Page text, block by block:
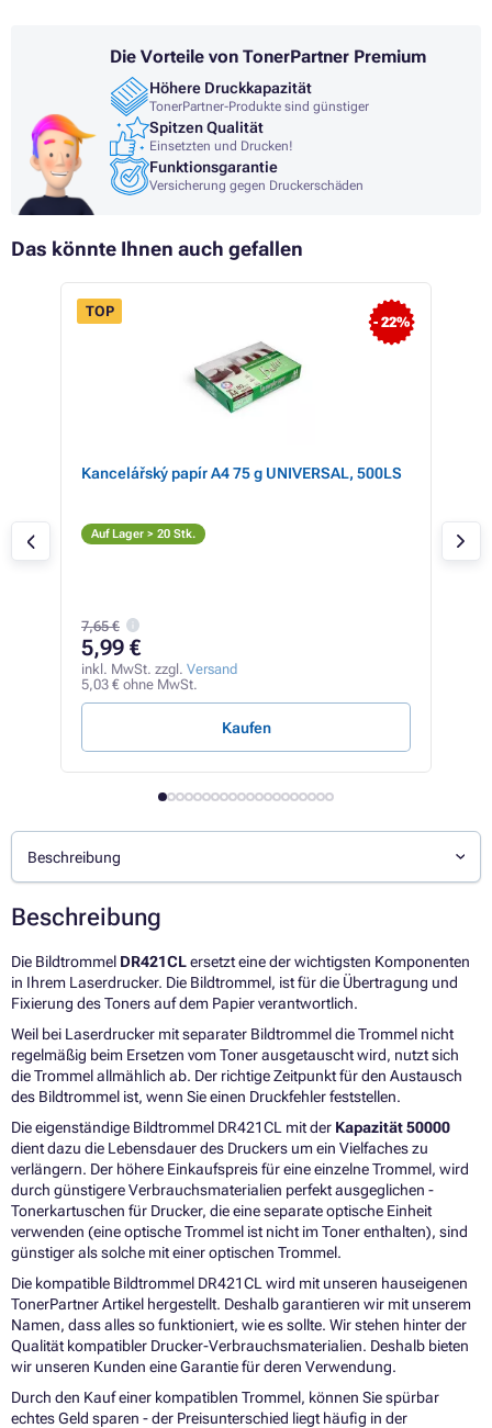
Die Vorteile von TonerPartner Premium
Höhere Druckkapazität
TonerPartner-Produkte sind günstiger
Spitzen Qualität
Einsetzten und Drucken!
Funktionsgarantie
Versicherung gegen Druckerschäden
Das könnte Ihnen auch gefallen
- 22%
TOP
Kancelářský papír A4 75 g UNIVERSAL, 500LS
Auf Lager > 20 Stk.
7,65 €
5,99 €
inkl. MwSt. zzgl. Versand
5,03 € ohne MwSt.
Kaufen
Beschreibung
Beschreibung
Die Bildtrommel DR421CLersetzt eine der wichtigsten Komponenten
in Ihrem Laserdrucker. Die Bildtrommel, ist für die Übertragung und
Fixierung des Toners auf dem Papier verantwortlich.
Weil bei Laserdrucker mit separater Bildtrommel die Trommel nicht
regelmäßig beim Ersetzen vom Toner ausgetauscht wird, nutzt sich
die Trommel allmählich ab. Der richtige Zeitpunkt für den Austausch
des Bildtrommel ist, wenn Sie einen Druckfehler feststellen.
Die eigenständige Bildtrommel DR421CL mit der Kapazität 50000
dient dazu die Lebensdauer des Druckers um ein Vielfaches zu
verlängern. Der höhere Einkaufspreis für eine einzelne Trommel, wird
durch günstigere Verbrauchsmaterialien perfekt ausgeglichen -
Tonerkartuschen für Drucker, die eine separate optische Einheit
verwenden (eine optische Trommel ist nicht im Toner enthalten), sind
günstiger als solche mit einer optischen Trommel.
Die kompatible Bildtrommel DR421CL wird mit unseren hauseigenen
TonerPartner Artikel hergestellt. Deshalb garantieren wir mit unserem
Namen, dass alles so funktioniert, wie es sollte. Wir stehen hinter der
Qualität kompatibler Drucker-Verbrauchsmaterialien. Deshalb bieten
wir unseren Kunden eine Garantie für deren Verwendung.
Durch den Kauf einer kompatiblen Trommel, können Sie spürbar
echtes Geld sparen - der Preisunterschied liegt häufig in der